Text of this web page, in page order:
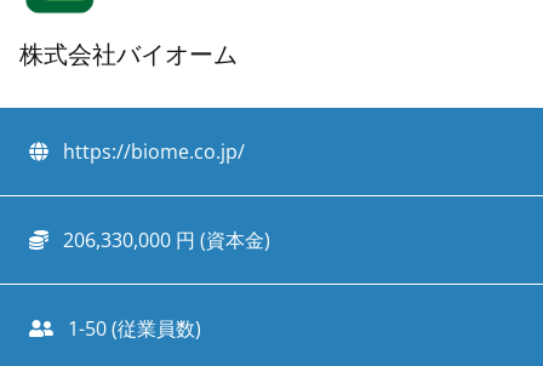
株式会社バイオーム
https://biome.co.jp/
206,330,000 円 (資本金)
1-50 (従業員数)